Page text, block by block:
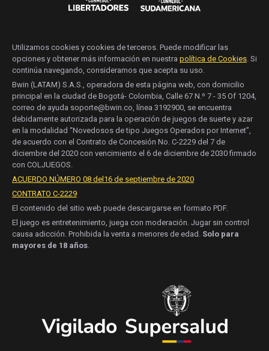
Utilizamos cookies y cookies de terceros. Puede modificar las
opciones y obtener más información en nuestra política de Cookies . Si
continúa navegando, consideramos que acepta su uso.
Bwin (LATAM) S.A.S., operadora de esta página web, con domicilio
principal en la ciudad de Bogotá- Colombia, Calle 67 N.º 7 - 35 Of 1204,
correo de ayuda soporte@bwin.co, línea 3192900, se encuentra
debidamente autorizada para la operación de juegos de suerte y azar
en la modalidad “Novedosos de tipo Juegos Operados por Internet”,
de acuerdo con el Contrato de Concesión No. C-2229 del 7 de
diciembre del 2020 con vencimiento el 6 de diciembre de 2030 firmado
con COLJUEGOS.
ACUERDO NÚMERO 08 del16 de septiembre de 2020
CONTRATO C-2229
El contenido del sitio web puede descargarse en formato PDF.
El juego es entretenimiento, juega con moderación. Jugar sin control
causa adicción. Prohibida la venta a menores de edad. Solo para
mayores de 18 años